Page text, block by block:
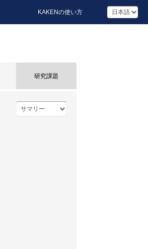
KAKENの使い方
研究課題